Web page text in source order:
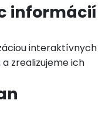
informácií
interaktívnych
zrealizujeme ich